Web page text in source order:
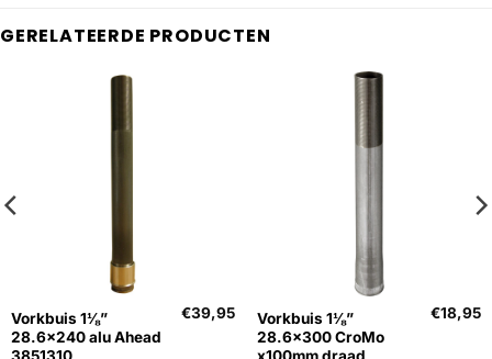
GERELATEERDE PRODUCTEN
Vorkbuis 1⅛”
28.6×240 alu Ahead
€39,95
Vorkbuis 1⅛”
28.6×300 CroMo
€18,95